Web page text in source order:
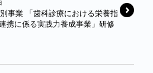
ける栄養指
携に係る実践力養成事業」研修